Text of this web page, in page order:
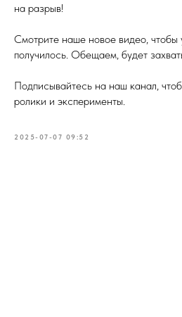
на разрыв!
Смотрите наше новое видео, чтобы
получилось. Обещаем, будет
Подписывайтесь на наш канал,
ролики и эксперименты.
2025-07-07 09:52